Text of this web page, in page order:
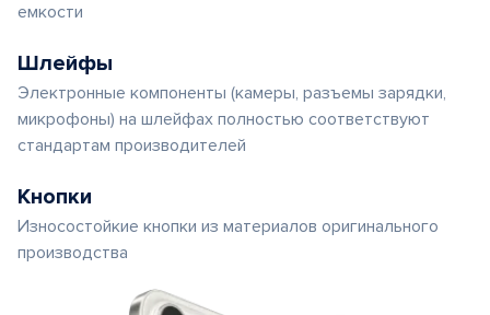
емкости
Шлейфы
Электронные компоненты (камеры, разъемы зарядки,
микрофоны) на шлейфах полностью соответствуют
стандартам производителей
Кнопки
Износостойкие кнопки из материалов оригинального
производства